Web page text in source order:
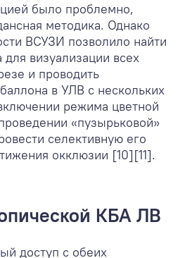
было проблемно,
методика. Однако
ВСУЗИ позволило найти
визуализации всех
и проводить
в УЛВ с нескольких
режима цветной
«пузырьковой»
селективную его
окклюзии [10][11].
КБА ЛВ
доступ с обеих